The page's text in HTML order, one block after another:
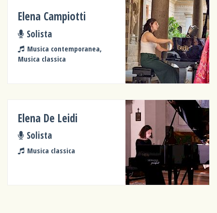
Elena Campiotti
Solista
Musica contemporanea,
Musica classica
Elena De Leidi
Solista
Musica classica